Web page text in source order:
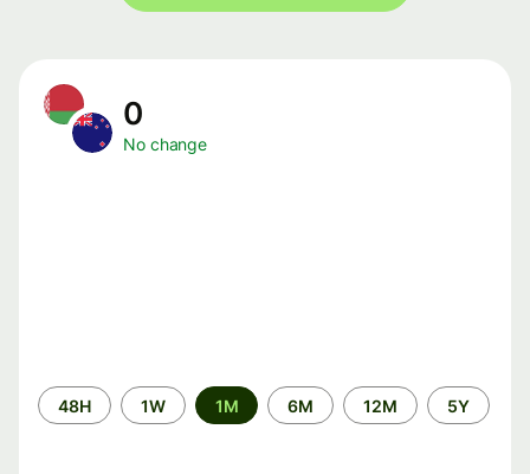
0
No change
Time
period
48H 1W 1M 6M 12M 5Y